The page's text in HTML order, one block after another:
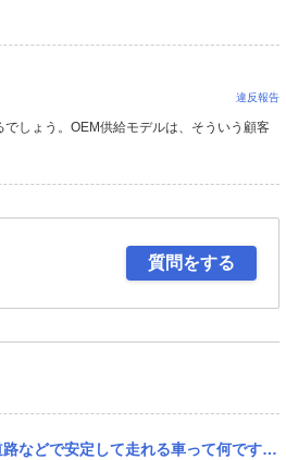
違反報告
しょう。OEM供給モデルは、そういう顧客
質問をする
いる点があれば教えてください。 ３００万円以下で新車で買える車で、よ...